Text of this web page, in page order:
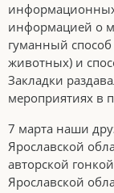
информационных
информацией о
гуманный
животных) и
Закладки
мероприятиях в
7 марта наши
Ярославской
авторской
Ярославской